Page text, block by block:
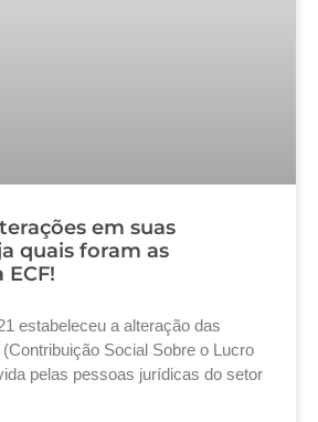
em suas
quais foram as
estabeleceu a alteração das
Social Sobre o Lucro
pelas pessoas jurídicas do setor